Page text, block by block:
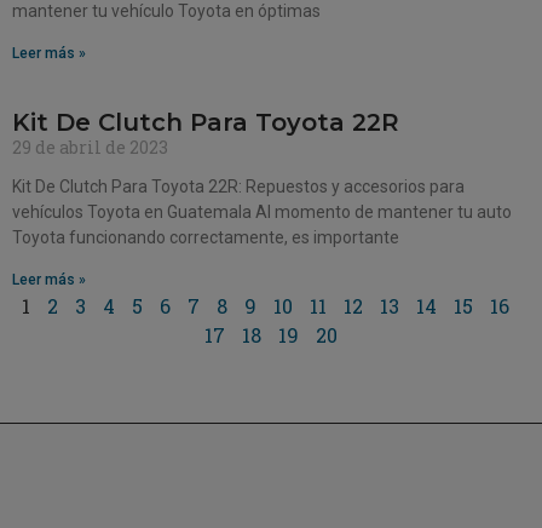
mantener tu vehículo Toyota en óptimas
Leer más »
Kit De Clutch Para Toyota 22R
29 de abril de 2023
Kit De Clutch Para Toyota 22R: Repuestos y accesorios para
vehículos Toyota en Guatemala Al momento de mantener tu auto
Toyota funcionando correctamente, es importante
Leer más »
1 2 3 4 5 6 7 8 9 10 11 12 13 14 15
16
17
18 19 20